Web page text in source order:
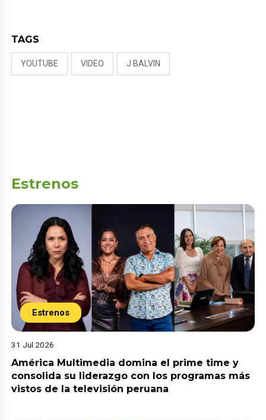
TAGS
YOUTUBE VIDEO J BALVIN
Estrenos
Estrenos
31 Jul 2026
América Multimedia domina el prime time y
consolida su liderazgo con los programas más
vistos de la televisión peruana